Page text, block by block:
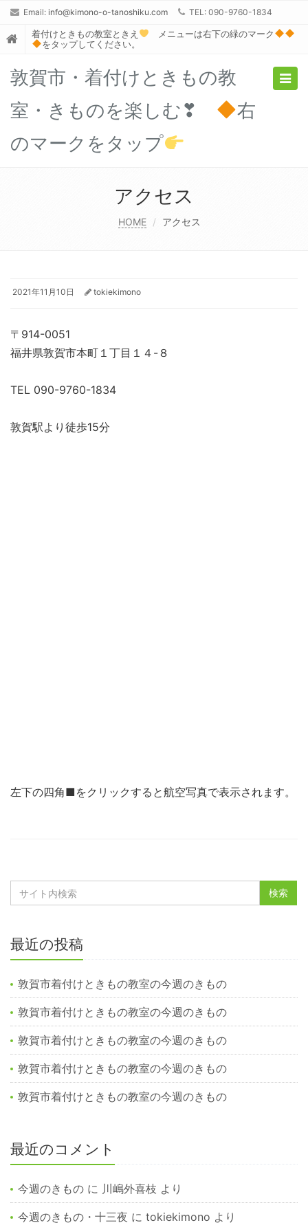
Email: info@kimono-o-tanoshiku.com TEL: 090-9760-1834
着付けときもの教室ときえ
メニューは右下の緑のマーク
をタップしてください。
敦賀市・着付けときもの教
室・きものを楽しむ❣
右
のマークをタップ
アクセス
HOME アクセス
2021年11月10日 tokiekimono
〒914-0051
福井県敦賀市本町１丁目１４-８
TEL 090-9760-1834
敦賀駅より徒歩15分
左下の四角■をクリックすると航空写真で表示されます。
最近の投稿
敦賀市着付けときもの教室の今週のきもの
敦賀市着付けときもの教室の今週のきもの
敦賀市着付けときもの教室の今週のきもの
敦賀市着付けときもの教室の今週のきもの
敦賀市着付けときもの教室の今週のきもの
最近のコメント
今週のきもの に 川嶋外喜枝 より
今週のきもの・十三夜 にtokiekimono より